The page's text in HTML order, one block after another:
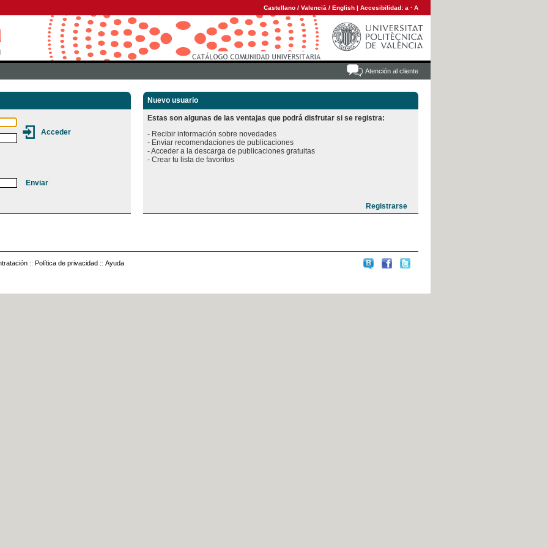
Castellano / Valencià / English | Accesibilidad: a · A
Atención al cliente
Nuevo usuario
Estas son algunas de las ventajas que podrá disfrutar si se registra:
- Recibir información sobre novedades
- Enviar recomendaciones de publicaciones
- Acceder a la descarga de publicaciones gratuitas
:: Política de privacidad :: Ayuda